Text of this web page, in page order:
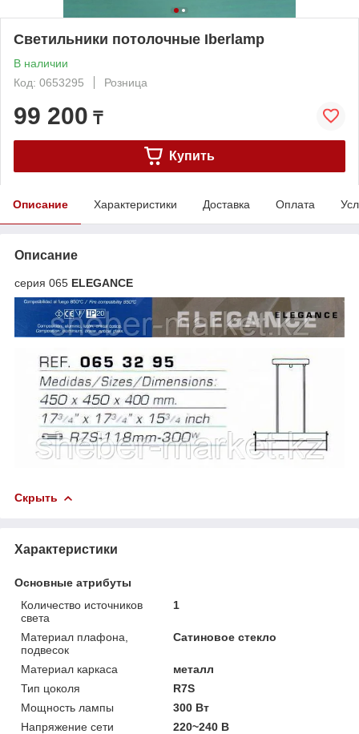
Cветильники потолочные Iberlamp
В наличии
Код: 0653295
Розница
99 200 ₸
Купить
Описание Характеристики Доставка Оплата
Описание
серия 065 ELEGANCE
Скрыть
Характеристики
Основные атрибуты
Количество источников
света
1
Материал плафона,
подвесок
Сатиновое стекло
Материал каркаса
металл
Тип цоколя
R7S
Мощность лампы
300 Вт
Напряжение сети
220~240 В